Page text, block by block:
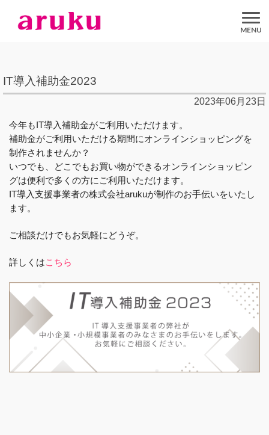
IT導入補助金2023
2023年06月23日
今年もIT導入補助金がご利用いただけます。
補助金がご利用いただける期間にオンラインショッピングを
制作されませんか？
いつでも、どこでもお買い物ができるオンラインショッピン
グは便利で多くの方にご利用いただけます。
IT導入支援事業者の株式会社arukuが制作のお手伝いをいたし
ます。
ご相談だけでもお気軽にどうぞ。
詳しくはこちら